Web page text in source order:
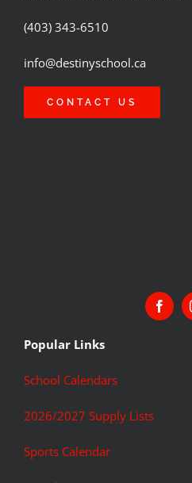
(403) 343-6510
info@destinyschool.ca
CONTACT US
Popular Links
School Calendars
2026/2027 Supply Lists
Sports Calendar